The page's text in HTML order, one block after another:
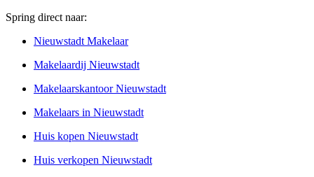
Spring direct naar:
Nieuwstadt Makelaar
Makelaardij Nieuwstadt
Makelaarskantoor Nieuwstadt
Makelaars in Nieuwstadt
Huis kopen Nieuwstadt
Huis verkopen Nieuwstadt